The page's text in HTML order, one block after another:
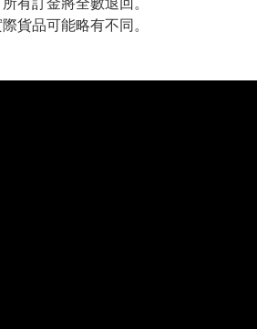
貨品可能略有不同。